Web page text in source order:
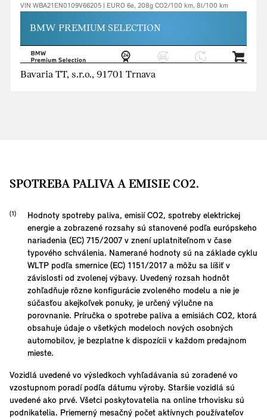
VIN WBA21EN0109V66205 | EURO 6e, 208g CO2/100 km, 8l/100 km
BMW PREMIUM SELECTION
Bavaria TT, s.r.o., 91701 Trnava
SPOTREBA PALIVA A EMISIE CO2.
Hodnoty spotreby paliva, emisií CO2, spotreby elektrickej
energie a zobrazené rozsahy sú stanovené podľa európskeho
nariadenia (EC) 715/2007 v znení uplatniteľnom v čase
typového schválenia. Namerané hodnoty sú na základe cyklu
WLTP podľa smernice (EC) 1151/2017 a môžu sa líšiť v
závislosti od zvolenej výbavy. Uvedený rozsah hodnôt
zohľadňuje rôzne konfigurácie zvoleného modelu a nie je
súčasťou akejkoľvek ponuky, je určený výlučne na
porovnanie. Príručka o spotrebe paliva a emisiách CO2, ktorá
obsahuje údaje o všetkých modeloch nových osobných
automobilov, je bezplatne k dispozícii v každom predajnom
mieste.
Vozidlá uvedené vo výsledkoch vyhľadávania sú zoradené vo
vzostupnom poradí podľa dátumu výroby. Staršie vozidlá sú
uvedené ako prvé. Všetci poskytovatelia na online trhovisku sú
podnikatelia. Priemerný mesačný počet aktívnych používateľov